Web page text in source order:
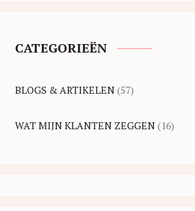
CATEGORIEËN
BLOGS & ARTIKELEN(57)
WAT MIJN KLANTEN ZEGGEN(16)